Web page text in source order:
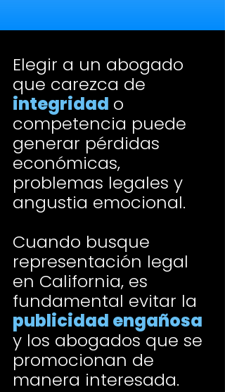
Elegir a un abogado
que carezca de
integridad o
competencia puede
generar pérdidas
económicas,
problemas legales y
angustia emocional.
Cuando busque
representación legal
en California, es
fundamental evitar la
publicidad engañosa
y los abogados que se
promocionan de
manera interesada.